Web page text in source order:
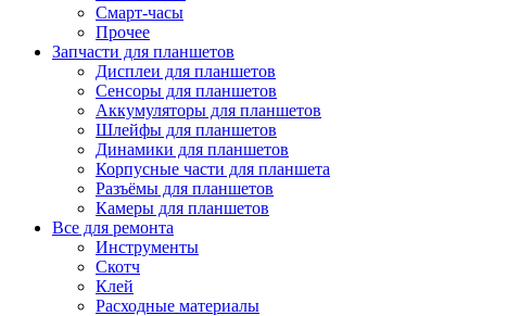
Смарт-часы
Прочее
Запчасти для планшетов
Дисплеи для планшетов
Сенсоры для планшетов
Аккумуляторы для планшетов
Шлейфы для планшетов
Динамики для планшетов
Корпусные части для планшета
Разъёмы для планшетов
Камеры для планшетов
Все для ремонта
Инструменты
Скотч
Клей
Расходные материалы